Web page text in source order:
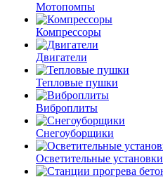
Мотопомпы
Компрессоры
Двигатели
Тепловые пушки
Виброплиты
Снегоуборщики
Осветительные установки